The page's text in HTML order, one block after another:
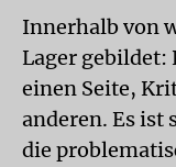
Innerhalb von
Lager gebildet:
einen Seite,
anderen. Es ist
die